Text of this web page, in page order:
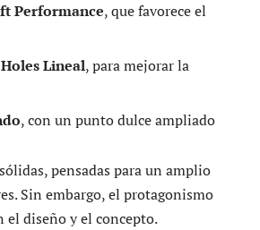
Performance, que favorece el
Lineal, para mejorar la
, con un punto dulce ampliado
pensadas para un amplio
Sin embargo, el protagonismo
el diseño y el concepto.